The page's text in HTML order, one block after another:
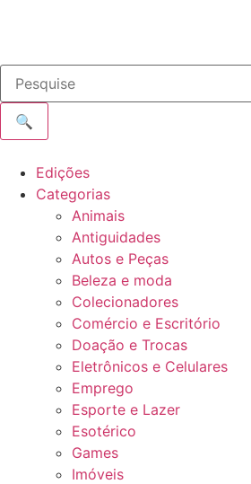
🔍
Edições
Categorias
Animais
Antiguidades
Autos e Peças
Beleza e moda
Colecionadores
Comércio e Escritório
Doação e Trocas
Eletrônicos e Celulares
Emprego
Esporte e Lazer
Esotérico
Games
Imóveis